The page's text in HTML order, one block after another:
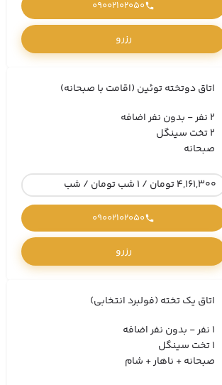
09002102050
رزرو
اتاق دوتخته توئین (اقامت با صبحانه)
2 نفر - بدون نفر اضافه
2 تخت سینگل
صبحانه
4,161,300 تومان / 1 شب تومان / شب
09002102050
رزرو
اتاق یک تخته (فولبرد انتخابی)
1 نفر - بدون نفر اضافه
1 تخت سینگل
صبحانه + ناهار + شام